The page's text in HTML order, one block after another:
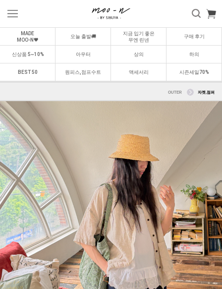
MADE
MOO-N🖤
오늘 출발🚚
지금 입기 좋은
무엔 린넨
구매 후기
신상품 5~10% 아우터 상의 하의
BEST 50 원피스,점프수트 액세서리 시즌세일70%
OUTER 자켓,점퍼